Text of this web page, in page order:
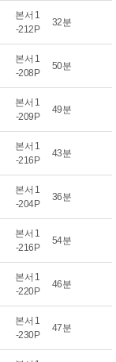
본서 1
-212P
32분
본서 1
-208P
50분
본서 1
-209P
49분
본서 1
-216P
43분
본서 1
-204P
36분
본서 1
-216P
54분
본서 1
-220P
46분
본서 1
-230P
47분